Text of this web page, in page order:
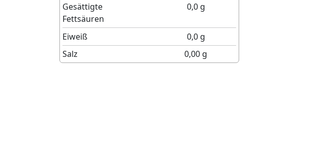
Gesättigte
Fettsäuren
0,0 g
Eiweiß
0,0 g
Salz
0,00 g